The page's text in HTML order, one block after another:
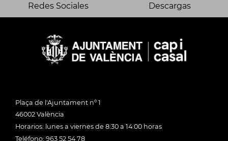
Redes Sociales Descargas
Plaça de l'Ajuntament nº 1
46002 València
Horarios: lunes a viernes de 8:30 a 14:00 horas
Teléfono: 963 52 54 78